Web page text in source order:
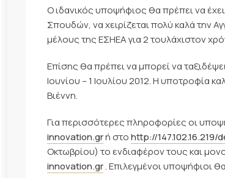
Ο ιδανικός υποψήφιος θα πρέπει να
Σπουδών, να χειρίζεται πολύ καλά την
μέλους της ΕΣΗΕΑ για 2 τουλάχιστον
Επίσης θα πρέπει να μπορεί να
Ιουνίου – 1 Ιουλίου 2012. Η υποτροφία
Βιέννη.
Για περισσότερες πληροφορίες οι
innovation.grή στοhttp://147.102.16.219/
Οκτωβρίου) το ενδιαφέρον τους και
innovation.gr. Επιλεγμένοι υποψήφιοι